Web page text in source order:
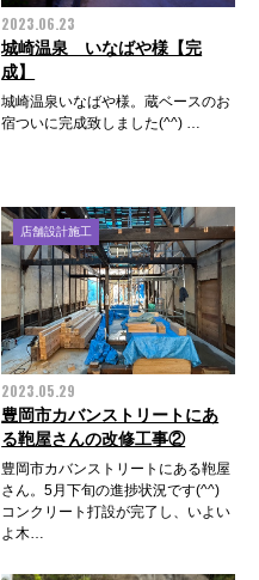
2023.06.23
城崎温泉 いなばや様【完
成】
城崎温泉いなばや様。蔵ベースのお
宿ついに完成致しました(^^) …
店舗設計施工
2023.05.29
豊岡市カバンストリートにあ
る鞄屋さんの改修工事②
豊岡市カバンストリートにある鞄屋
さん。5月下旬の進捗状況です(^^)
コンクリート打設が完了し、いよい
よ木…